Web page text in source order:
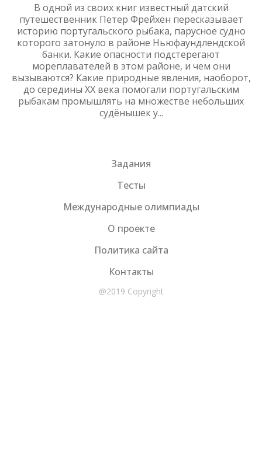
В одной из своих книг известный датский
путешественник Петер Фрейхен пересказывает
историю португальского рыбака, парусное судно
которого затонуло в районе Ньюфаундлендской
банки. Какие опасности подстерегают
мореплавателей в этом районе, и чем они
вызываются? Какие природные явления, наоборот,
до середины ХХ века помогали португальским
рыбакам промышлять на множестве небольших
судёнышек у...
Задания
Тесты
Международные олимпиады
О проекте
Политика сайта
Контакты
@2019 Copyright